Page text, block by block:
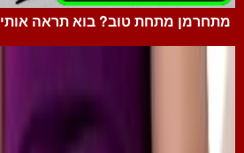
מתחרמן מתחת טוב? בוא תראה אותי